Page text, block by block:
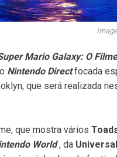
Mario Galaxy: O Filme
Nintendo Directfocada
que será realizada
que mostra vários
World, da